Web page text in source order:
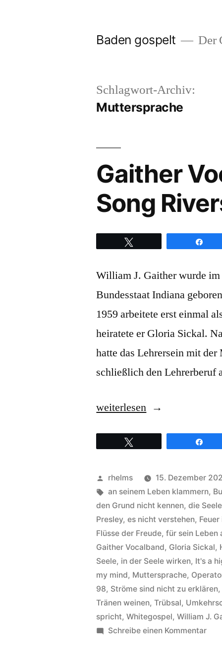
Baden gospelt Der
Schlagwort-Archiv:
Muttersprache
Gaither
Song
William J. Gaither wurde
Bundesstaat Indiana
1959 arbeitete erst einmal
heiratete er Gloria Sickal.
hatte das Lehrersein mit
schließlich den
„Gaither
Band
Hintergründe
zum
Song
Rivers
of
joy“
weiterlesen
Veröffentlicht
von
rhelms 15. Dezember
Schlagwörter:
an seinem Leben klammern,
den Grund nicht kennen,die
Presley,es nicht verstehen,
Flüsse der Freude,für sein Leben
Gaither Vocalband, Gloria Sickal,
Seele, in der Seele wirken, It's a
my mind, Muttersprache,
98, Ströme sind nicht zu erklären
Tränen weinen,Trübsal,
spricht,Whitegospel,William J.
Schreibe einen Kommentarzu